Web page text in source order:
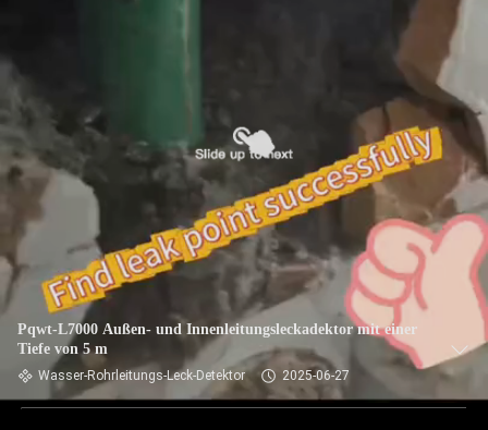
Pqwt-L7000 Außen- und Innenleitungsleckadektor mit einer
Tiefe von 5 m
Wasser-Rohrleitungs-Leck-Detektor 2025-06-27